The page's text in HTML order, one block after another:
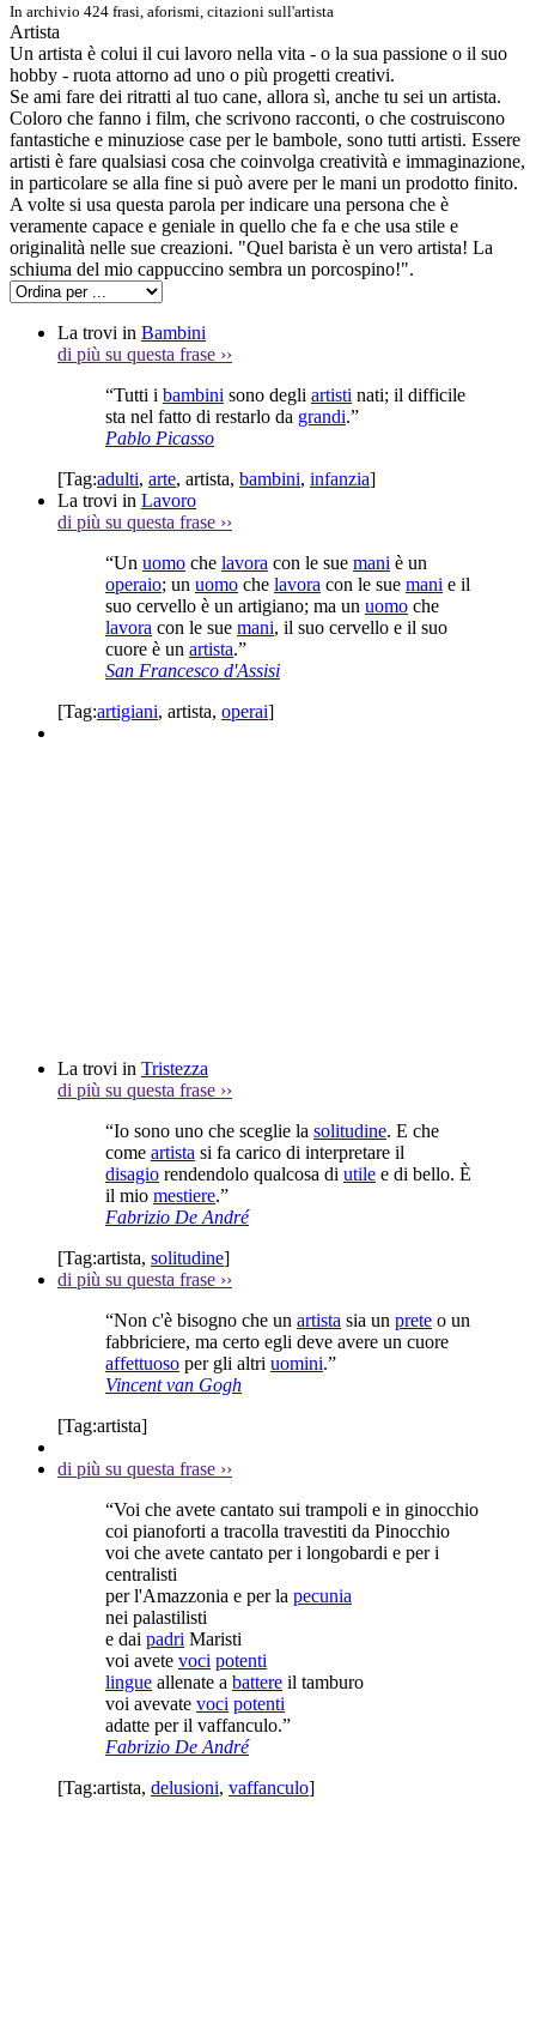
In archivio 424 frasi, aforismi, citazioni sull'artista
Artista
Un artista è colui il cui lavoro nella vita - o la sua passione o il suo
hobby - ruota attorno ad uno o più progetti creativi.
Se ami fare dei ritratti al tuo cane, allora sì, anche tu sei un artista.
Coloro che fanno i film, che scrivono racconti, o che costruiscono
fantastiche e minuziose case per le bambole, sono tutti artisti. Essere
artisti è fare qualsiasi cosa che coinvolga creatività e immaginazione,
in particolare se alla fine si può avere per le mani un prodotto finito.
A volte si usa questa parola per indicare una persona che è
veramente capace e geniale in quello che fa e che usa stile e
originalità nelle sue creazioni. "Quel barista è un vero artista! La
schiuma del mio cappuccino sembra un porcospino!".
La trovi in Bambini
di più su questa frase ››
“Tutti i bambini sono degli artisti nati; il difficile
sta nel fatto di restarlo da grandi.”
Pablo Picasso
[Tag:adulti, arte, artista, bambini, infanzia]
La trovi in Lavoro
di più su questa frase ››
“Un uomo che lavora con le sue mani è un
operaio; un uomo che lavora con le sue mani e il
suo cervello è un artigiano; ma un uomo che
lavora con le sue mani, il suo cervello e il suo
cuore è un artista.”
San Francesco d'Assisi
[Tag:artigiani, artista, operai]
La trovi in Tristezza
di più su questa frase ››
“Io sono uno che sceglie la solitudine. E che
come artista si fa carico di interpretare il
disagio rendendolo qualcosa di utile e di bello. È
il mio mestiere.”
Fabrizio De André
[Tag:artista, solitudine]
di più su questa frase ››
“Non c'è bisogno che un artista sia un prete o un
fabbriciere, ma certo egli deve avere un cuore
affettuoso per gli altri uomini.”
Vincent van Gogh
[Tag:artista]
di più su questa frase ››
“Voi che avete cantato sui trampoli e in ginocchio
coi pianoforti a tracolla travestiti da Pinocchio
voi che avete cantato per i longobardi e per i
centralisti
per l'Amazzonia e per la pecunia
nei palastilisti
e dai padri Maristi
voi avete voci potenti
lingue allenate a battere il tamburo
voi avevate voci potenti
adatte per il vaffanculo.”
Fabrizio De André
[Tag:artista, delusioni, vaffanculo]